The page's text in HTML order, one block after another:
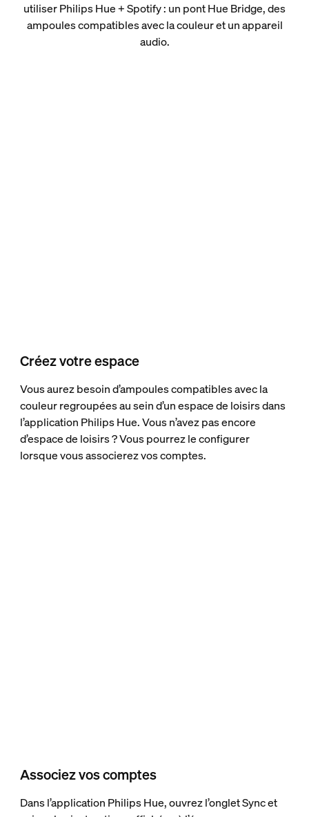
utiliser Philips Hue + Spotify : un pont Hue Bridge, des
ampoules compatibles avec la couleur et un appareil
audio.
Créez votre espace
Vous aurez besoin d’ampoules compatibles avec la
couleur regroupées au sein d’un espace de loisirs dans
l’application Philips Hue. Vous n’avez pas encore
d’espace de loisirs ? Vous pourrez le configurer
lorsque vous associerez vos comptes.
Associez vos comptes
Dans l’application Philips Hue, ouvrez l’onglet Sync et